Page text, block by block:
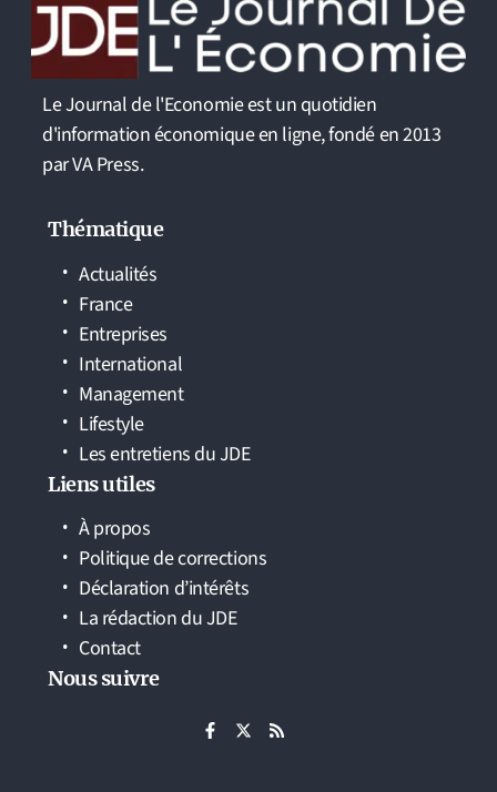
Le Journal de l'Economie est un quotidien
d'information économique en ligne, fondé en 2013
par VA Press.
Thématique
Actualités
France
Entreprises
International
Management
Lifestyle
Les entretiens du JDE
Liens utiles
À propos
Politique de corrections
Déclaration d’intérêts
La rédaction du JDE
Contact
Nous suivre